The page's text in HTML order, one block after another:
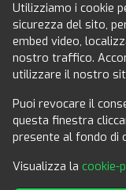
Per
Utilizziamo i cookie
sicurezza del sito,
embed video,
nostro traffico.
utilizzare il nostro
Puoi revocare il
questa finestra
presente al fondo di
Visualizza la cookie-